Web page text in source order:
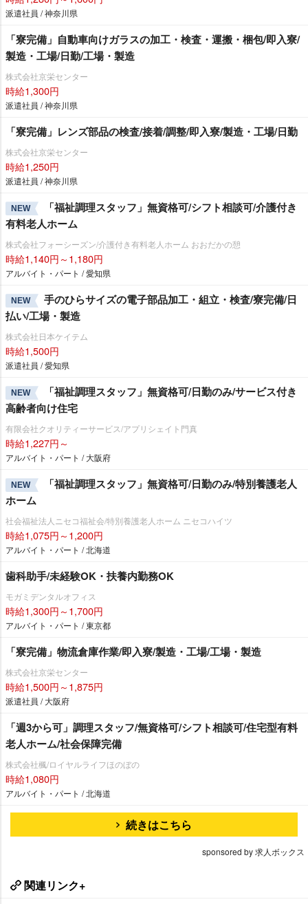
派遣社員 / 神奈川県
「寮完備」自動車向けガラスの加工・検査・運搬・梱包/即入寮/
製造・工場/日勤/工場・製造
株式会社京栄センター
時給1,300円
派遣社員 / 神奈川県
「寮完備」レンズ部品の検査/接着/調整/即入寮/製造・工場/日勤
株式会社京栄センター
時給1,250円
派遣社員 / 神奈川県
NEW
「福祉調理スタッフ」無資格可/シフト相談可/介護付き
有料老人ホーム
株式会社フォーシーズン/介護付き有料老人ホーム おおだかの憩
時給1,140円～1,180円
アルバイト・パート / 愛知県
NEW
手のひらサイズの電子部品加工・組立・検査/寮完備/日
払い/工場・製造
株式会社日本ケイテム
時給1,500円
派遣社員 / 愛知県
NEW
「福祉調理スタッフ」無資格可/日勤のみ/サービス付き
高齢者向け住宅
有限会社クオリティーサービス/アプリシェイト門真
時給1,227円～
アルバイト・パート / 大阪府
NEW
「福祉調理スタッフ」無資格可/日勤のみ/特別養護老人
ホーム
社会福祉法人ニセコ福祉会/特別養護老人ホーム ニセコハイツ
時給1,075円～1,200円
アルバイト・パート / 北海道
歯科助手/未経験OK・扶養内勤務OK
モガミデンタルオフィス
時給1,300円～1,700円
アルバイト・パート / 東京都
「寮完備」物流倉庫作業/即入寮/製造・工場/工場・製造
株式会社京栄センター
時給1,500円～1,875円
派遣社員 / 大阪府
「週3から可」調理スタッフ/無資格可/シフト相談可/住宅型有料
老人ホーム/社会保障完備
株式会社楓/ロイヤルライフほのぼの
時給1,080円
アルバイト・パート / 北海道
続きはこちら
sponsored by 求人ボックス
関連リンク+